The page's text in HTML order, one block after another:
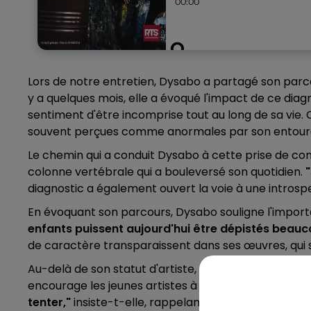
Lors de notre entretien, Dysabo a partagé son
y a quelques mois, elle a évoqué l'impact de ce
sentiment d'être incomprise tout au long de sa
souvent perçues comme anormales par son
Le chemin qui a conduit Dysabo à cette prise de
colonne vertébrale qui a bouleversé son quotidien.
diagnostic a également ouvert la voie à une
En évoquant son parcours, Dysabo souligne
enfants puissent aujourd'hui être dépistés
de caractère transparaissent dans ses œuvres, qui
Au-delà de son statut d'artiste, Dysabo se
encourage les jeunes artistes à oser se lancer et
tenter,"insiste-t-elle, rappelant que le succès